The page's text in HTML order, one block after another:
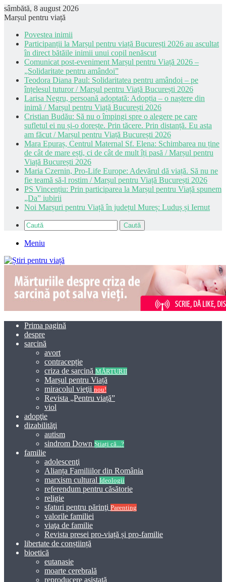
sâmbătă, 8 august 2026
Marșul pentru viață
Povestea inimii
Participanții la Marșul pentru viață București 2026 au ascultat
în direct bătăile inimii unui copil nenăscut
Comunicat post-eveniment Marșul pentru Viață 2026 –
„Solidaritate pentru amândoi”
Teodora Diana Paul: Solidaritatea pentru amândoi – pe
înțelesul tuturor / Marșul pentru Viață București 2026
Larisa Negru, persoană adoptată: Adopția – o naștere din
inimă / Marșul pentru Viață București 2026
Cristian Budău: Să nu o împingi spre o alegere pe care
sufletul ei nu și-o dorește. Prin tăcere. Prin distanță. Eu asta
am făcut / Marșul pentru Viață București 2026
Mara Epuraș, Centrul Maternal Sf. Elena: Schimbarea nu ține
de cât de mare ești, ci de cât de mult îți pasă / Marșul pentru
Viață București 2026
Maria Czernin, Pro-Life Europe: Adevărul dă viață. Să nu ne
fie teamă să-l rostim / Marșul pentru Viață București 2026
PS Vincențiu: Prin participarea la Marșul pentru Viață spunem
„Da” iubirii
Noi Marșuri pentru Viață în județul Mureș: Luduș și Iernut
Caută
Meniu
Prima pagină
despre
sarcină
avort
contracepție
criza de sarcină MĂRTURII
Marșul pentru Viață
miracolul vieţii nou!
Revista „Pentru viață”
viol
adopţie
dizabilităţi
autism
sindrom Down Știați că...?
familie
adolescenţi
Alianța Familiilor din România
marxism cultural Ideologii
referendum pentru căsătorie
religie
sfaturi pentru părinţi Parenting
valorile familiei
viaţa de familie
Revista presei pro-viață și pro-familie
libertate de conștiință
bioetică
eutanasie
moarte cerebrală
reproducere asistată